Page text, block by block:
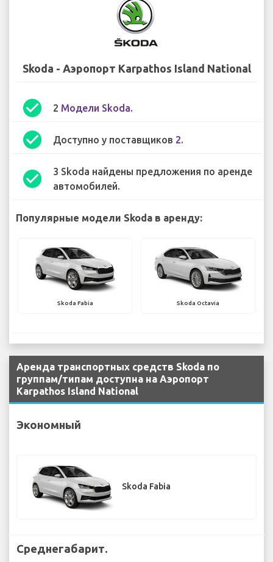
Skoda - Аэропорт Karpathos Island National
check_circle 2 Модели Skoda.
check_circle Доступно у поставщиков 2.
check_circle
3 Skoda найдены предложения по аренде
автомобилей.
Популярные модели Skoda в аренду:
Skoda Fabia Skoda Octavia
Аренда транспортных средств Skoda по
группам/типам доступна на Аэропорт
Karpathos Island National
Экономный
Skoda Fabia
Среднегабарит.